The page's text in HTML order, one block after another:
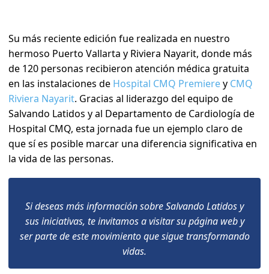
Su más reciente edición fue realizada en nuestro
hermoso Puerto Vallarta y Riviera Nayarit, donde más
de 120 personas recibieron atención médica gratuita
en las instalaciones de Hospital CMQ Premierey CMQ
Riviera Nayarit. Gracias al liderazgo del equipo de
Salvando Latidos y al Departamento de Cardiología de
Hospital CMQ, esta jornada fue un ejemplo claro de
que sí es posible marcar una diferencia significativa en
la vida de las personas.
Si deseas más información sobre Salvando Latidos y
sus iniciativas, te invitamos a visitar su página web y
ser parte de este movimiento que sigue transformando
vidas.